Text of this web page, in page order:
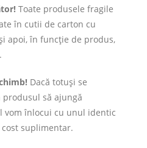
Toate produsele fragile
în cutii de carton cu
apoi, în funcție de produs,
Dacă totuși se
să ajungă
vom înlocui cu unul identic
suplimentar.